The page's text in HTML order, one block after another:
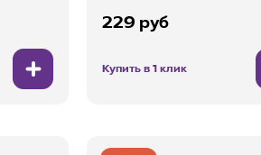
229 руб
Купить в 1 клик